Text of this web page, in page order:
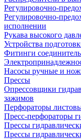
Регулировочно-
Регулировочно-
исполнении
Рукава высокого
Устройства
Фитинги
Насосы ручные и
Прессы
Опрессовщики
зажимов
Перфораторы
Пресс-перфораторы
Прессы
Прессы